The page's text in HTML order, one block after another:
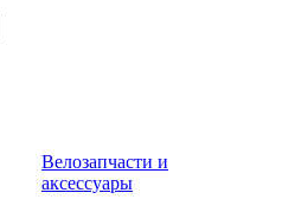
Велозапчасти и
аксессуары